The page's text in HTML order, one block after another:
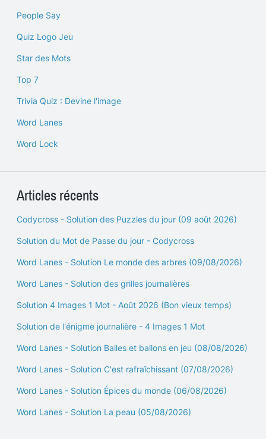
People Say
Quiz Logo Jeu
Star des Mots
Top 7
Trivia Quiz : Devine l'image
Word Lanes
Word Lock
Articles récents
Codycross - Solution des Puzzles du jour (09 août 2026)
Solution du Mot de Passe du jour - Codycross
Word Lanes - Solution Le monde des arbres (09/08/2026)
Word Lanes - Solution des grilles journalières
Solution 4 Images 1 Mot - Août 2026 (Bon vieux temps)
Solution de l'énigme journalière - 4 Images 1 Mot
Word Lanes - Solution Balles et ballons en jeu (08/08/2026)
Word Lanes - Solution C'est rafraîchissant (07/08/2026)
Word Lanes - Solution Épices du monde (06/08/2026)
Word Lanes - Solution La peau (05/08/2026)